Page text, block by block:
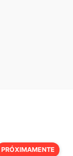
PRÓXIMAMENTE